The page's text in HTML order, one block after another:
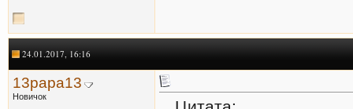
24.01.2017, 16:16
13papa13
Новичок